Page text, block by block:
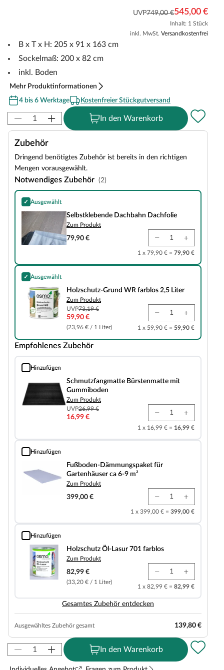
UVP749,00 €545,00 €
Inhalt: 1 Stück
inkl. MwSt. Versandkostenfrei
B x T x H: 205 x 91 x 163 cm
Sockelmaß: 200 x 82 cm
inkl. Boden
Mehr Produktinformationen
4 bis 6 Werktage
Kostenfreier Stückgutversand
In den Warenkorb
Zubehör
Dringend benötigtes Zubehör ist bereits in den richtigen
Mengen vorausgewählt.
Notwendiges Zubehör (2)
✓ Ausgewählt
Selbstklebende Dachbahn Dachfolie
Selbstklebende Dachbahn Dachfolie
Zum Produkt
79,90 €
1 x 79,90 € = 79,90 €
✓ Ausgewählt
Holzschutz-Grund WR farblos 2,5 Liter
Holzschutz-Grund WR farblos 2,5 Liter
Zum Produkt
UVP73,19 €
59,90 €
(23,96 € / 1 Liter) 1 x 59,90 € = 59,90 €
Empfohlenes Zubehör
Hinzufügen
Schmutzfangmatte Bürstenmatte mit Gummiboden
Schmutzfangmatte Bürstenmatte mit
Gummiboden
Zum Produkt
UVP26,99 €
16,99 €
1 x 16,99 € = 16,99 €
Hinzufügen
Fußboden-Dämmungspaket für Gartenhäuser ca 6-9 m²
Fußboden-Dämmungspaket für
Gartenhäuser ca 6-9 m²
Zum Produkt
399,00 €
1 x 399,00 € = 399,00 €
Hinzufügen
Holzschutz Öl-Lasur 701 farblos
Holzschutz Öl-Lasur 701 farblos
Zum Produkt
82,99 €
(33,20 € / 1 Liter)
1 x 82,99 € = 82,99 €
Gesamtes Zubehör entdecken
Ausgewähltes Zubehör gesamt 139,80 €
In den Warenkorb